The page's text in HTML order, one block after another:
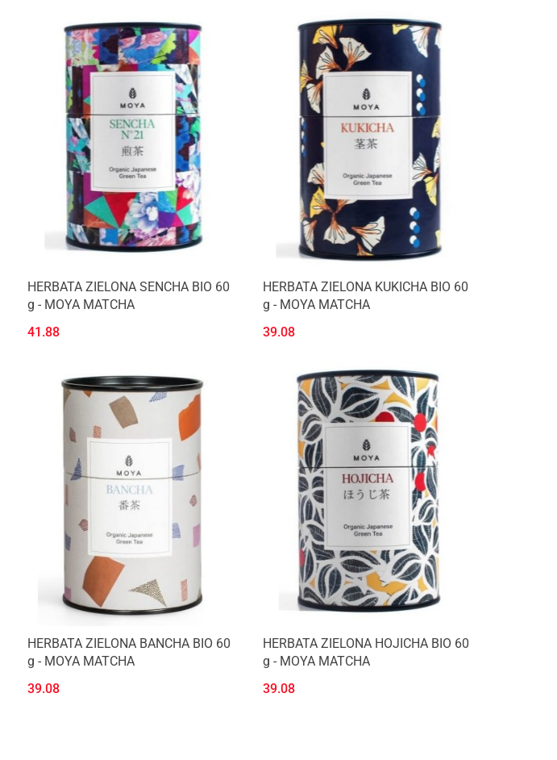
HERBATA ZIELONA SENCHA BIO 60
g - MOYA MATCHA
41.88
HERBATA ZIELONA KUKICHA BIO 60
g - MOYA MATCHA
39.08
HERBATA ZIELONA BANCHA BIO 60
g - MOYA MATCHA
39.08
HERBATA ZIELONA HOJICHA BIO 60
g - MOYA MATCHA
39.08